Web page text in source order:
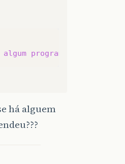
algum programa
há alguem